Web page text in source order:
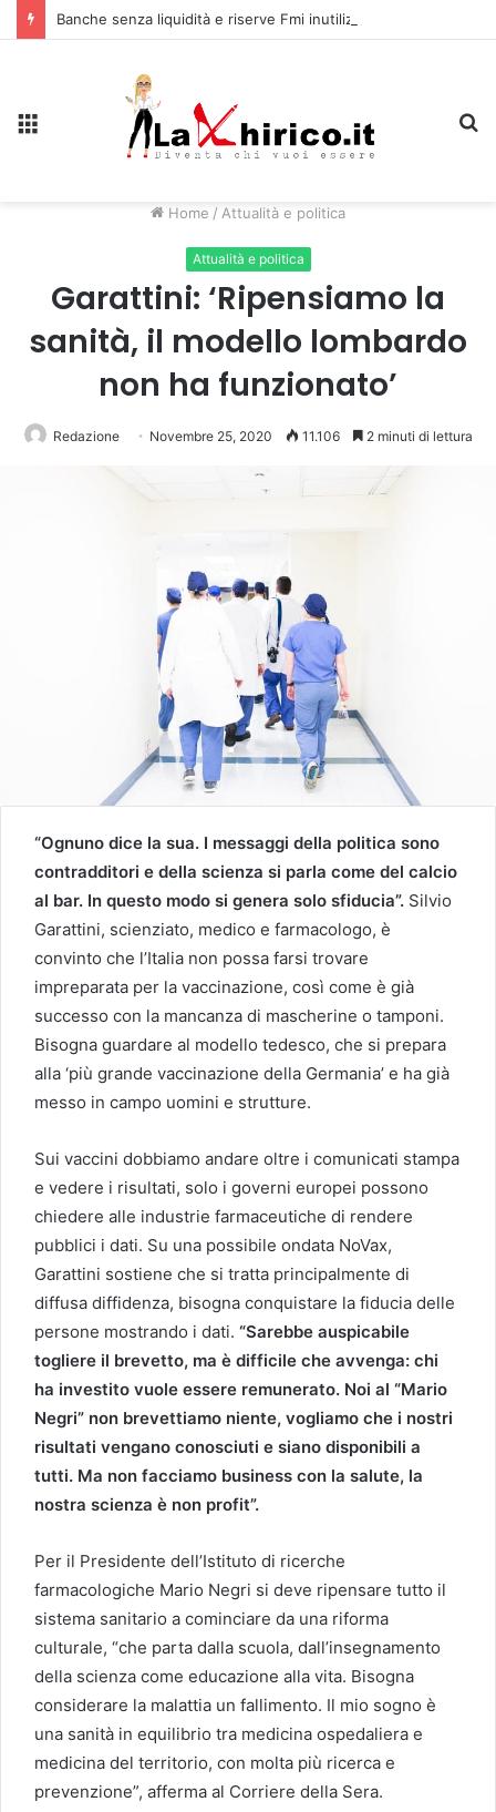
Home / Attualità e politica
Attualità e politica
Garattini: ‘Ripensiamo la
sanità, il modello lombardo
non ha funzionato’
Redazione Novembre 25, 2020 11.106 2 minuti di lettura
“Ognuno dice la sua. I messaggi della politica sono
contradditori e della scienza si parla come del calcio
al bar. In questo modo si genera solo sfiducia”. Silvio
Garattini, scienziato, medico e farmacologo, è
convinto che l’Italia non possa farsi trovare
impreparata per la vaccinazione, così come è già
successo con la mancanza di mascherine o tamponi.
Bisogna guardare al modello tedesco, che si prepara
alla ‘più grande vaccinazione della Germania’ e ha già
messo in campo uomini e strutture.
Sui vaccini dobbiamo andare oltre i comunicati stampa
e vedere i risultati, solo i governi europei possono
chiedere alle industrie farmaceutiche di rendere
pubblici i dati. Su una possibile ondata NoVax,
Garattini sostiene che si tratta principalmente di
diffusa diffidenza, bisogna conquistare la fiducia delle
persone mostrando i dati. “Sarebbe auspicabile
togliere il brevetto, ma è difficile che avvenga: chi
ha investito vuole essere remunerato. Noi al “Mario
Negri” non brevettiamo niente, vogliamo che i nostri
risultati vengano conosciuti e siano disponibili a
tutti. Ma non facciamo business con la salute, la
nostra scienza è non profit”.
Per il Presidente dell’Istituto di ricerche
farmacologiche Mario Negri si deve ripensare tutto il
sistema sanitario a cominciare da una riforma
culturale, “che parta dalla scuola, dall’insegnamento
della scienza come educazione alla vita. Bisogna
considerare la malattia un fallimento. Il mio sogno è
una sanità in equilibrio tra medicina ospedaliera e
medicina del territorio, con molta più ricerca e
prevenzione”, afferma al Corriere della Sera.